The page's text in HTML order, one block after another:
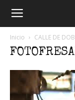
Inicio CALLE DE